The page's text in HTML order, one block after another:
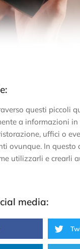
questi piccoli
a informazioni
uffici o
ovunque. In questo
utilizzarli e crearli
media: